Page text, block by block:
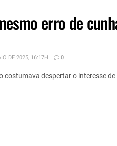
erro de
DE 2025, 16:17H 0
costumava despertar o interesse